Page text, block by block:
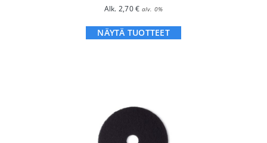
Alk. 2,70€ alv. 0%
NÄYTÄ TUOTTEET